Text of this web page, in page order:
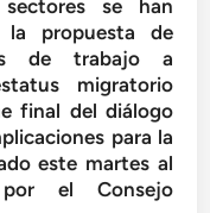
se han
la propuesta de
de trabajo a
migratorio
final del diálogo
para la
este martes al
el Consejo